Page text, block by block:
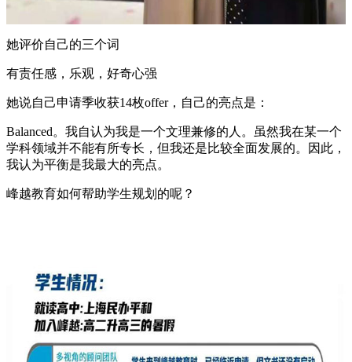
她评价自己的三个词
有责任感，乐观，好奇心强
她说自己申请季收获14枚offer，自己的亮点是：
Balanced。我自认为我是一个文理兼修的人。虽然我在某一个
学科领域并不能有所专长，但我还是比较全面发展的。因此，
我认为平衡是我最大的亮点。
峰越教育如何帮助学生规划的呢？